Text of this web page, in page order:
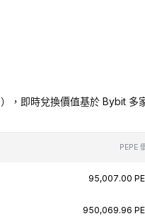
，即時兌換價值基於 Bybit 多
PEPE
95,007.00
950,069.96